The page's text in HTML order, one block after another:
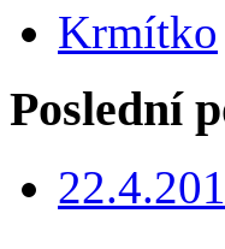
Krmítko
Poslední